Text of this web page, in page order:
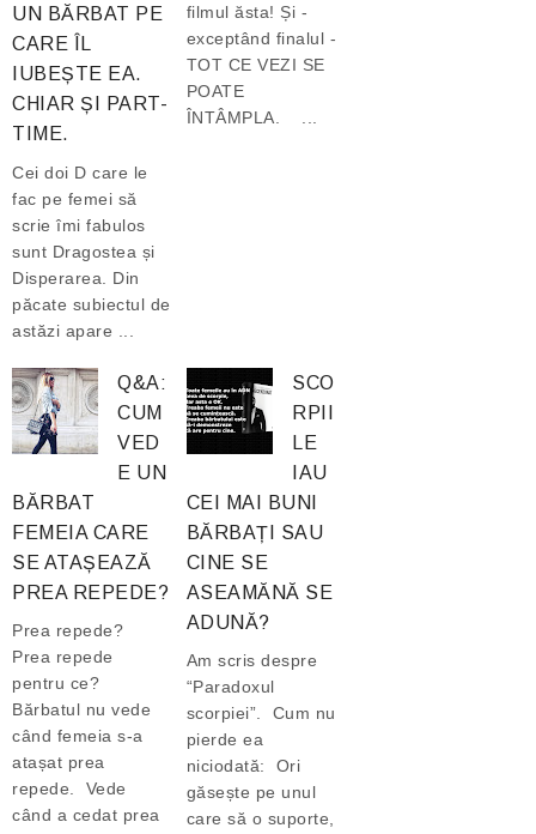
UN BĂRBAT PE
CARE ÎL
IUBEȘTE EA.
CHIAR ȘI PART-
TIME.
Cei doi D care le
fac pe femei să
scrie îmi fabulos
sunt Dragostea și
Disperarea. Din
păcate subiectul de
astăzi apare ...
filmul ăsta! Și -
exceptând finalul -
TOT CE VEZI SE
POATE
ÎNTÂMPLA. ...
Q&A:
CUM
VED
E UN
BĂRBAT
FEMEIA CARE
SE ATAȘEAZĂ
PREA REPEDE?
Prea repede?
Prea repede
pentru ce?
Bărbatul nu vede
când femeia s-a
atașat prea
repede. Vede
când a cedat prea
SCO
RPII
LE
IAU
CEI MAI BUNI
BĂRBAȚI SAU
CINE SE
ASEAMĂNĂ SE
ADUNĂ?
Am scris despre
“Paradoxul
scorpiei”. Cum nu
pierde ea
niciodată: Ori
găsește pe unul
care să o suporte,